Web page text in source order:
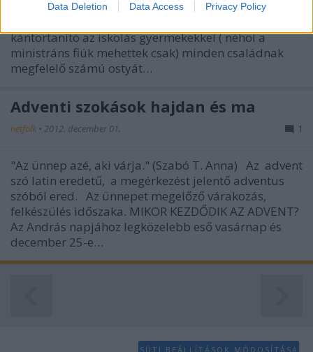
related to security, including authentication
functionality and fraud prevention, and other
user protection.
Data Deletion Data Access Privacy Policy
népszokás, mely igen sokáig fennmaradt. December
kántortanító az iskolás gyermekekkel ( néhol a
ministráns fiúk mehettek csak) minden családnak
megfelelő számú ostyát…
Adventi szokások hajdan és ma
netfolk • 2012. december 01. 1
"Az ünnep azé, aki várja." (Szabó T. Anna) Az advent
szó latin eredetű, a megérkezést jelentő adventus
szóból ered. Az ünnepet megelőző várakozás,
felkészülés időszaka. MIKOR KEZDŐDIK AZ ADVENT?
Az András napjához legközelebb eső vasárnap és
december 25-e…
SÜTI BEÁLLÍTÁSOK MÓDOSÍTÁSA